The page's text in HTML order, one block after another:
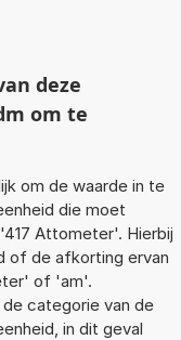
deze
om te
om de waarde in te
die moet
Attometer'. Hierbij
of de afkorting ervan
of 'am'.
categorie van de
in dit geval